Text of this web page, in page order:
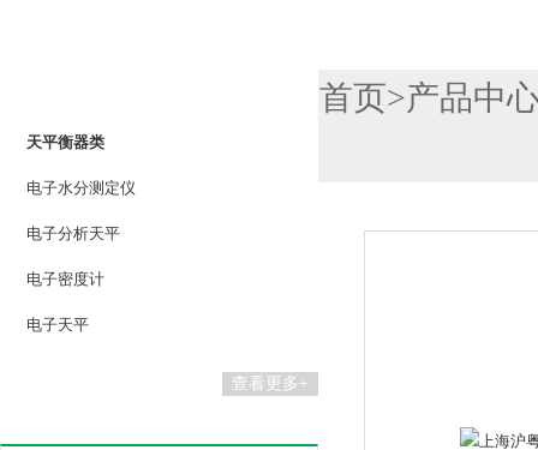
天平衡器类
电子水分测定仪
电子分析天平
电子密度计
电子天平
查看更多+
首页>产品中